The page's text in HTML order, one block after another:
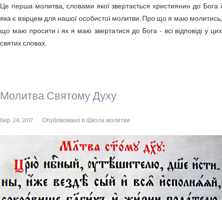
Це перша молитва, словами якої звертається християнин до Бога і
яка є взірцем для нашої особистої молитви. Про що я маю молитись,
що маю просити і як я маю звертатися до Бога - всі відповіді у цих
святих словах.
Молитва Святому Духу
бер. 24, 2017 Опубліковано в Школа молитви